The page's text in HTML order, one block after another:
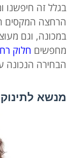
בגלל זה חיפשנו
הרחצה המקסים
במכונה, וגם
מחפשים חלוק
הבחירה הנכונה
מנשא